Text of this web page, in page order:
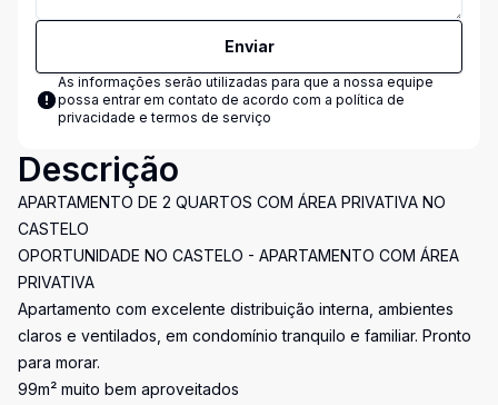
Enviar
As informações serão utilizadas para que a nossa equipe
possa entrar em contato de acordo com a política de
privacidade e termos de serviço
Descrição
APARTAMENTO DE 2 QUARTOS COM ÁREA PRIVATIVA NO
CASTELO
OPORTUNIDADE NO CASTELO - APARTAMENTO COM ÁREA
PRIVATIVA
Apartamento com excelente distribuição interna, ambientes
claros e ventilados, em condomínio tranquilo e familiar. Pronto
para morar.
99m² muito bem aproveitados